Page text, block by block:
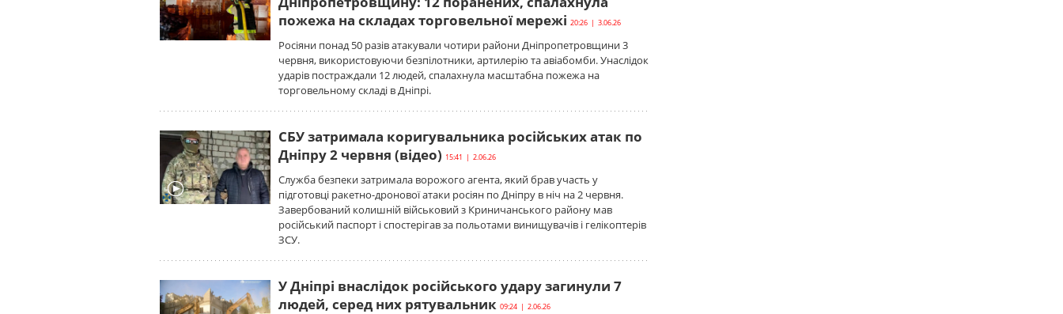
пожежа на складах торговельної мережі 20:26 | 3.06.26
Росіяни понад 50 разів атакували чотири райони Дніпропетровщини 3
червня, використовуючи безпілотники, артилерію та авіабомби. Унаслідок
ударів постраждали 12 людей, спалахнула масштабна пожежа на
торговельному складі в Дніпрі.
СБУ затримала коригувальника російських атак по
Дніпру 2 червня (відео) 15:41 | 2.06.26
Служба безпеки затримала ворожого агента, який брав участь у
підготовці ракетно-дронової атаки росіян по Дніпру в ніч на 2 червня.
Завербований колишній військовий з Криничанського району мав
російський паспорт і спостерігав за польотами винищувачів і гелікоптерів
ЗСУ.
У Дніпрі внаслідок російського удару загинули 7
людей, серед них рятувальник 09:24 | 2.06.26